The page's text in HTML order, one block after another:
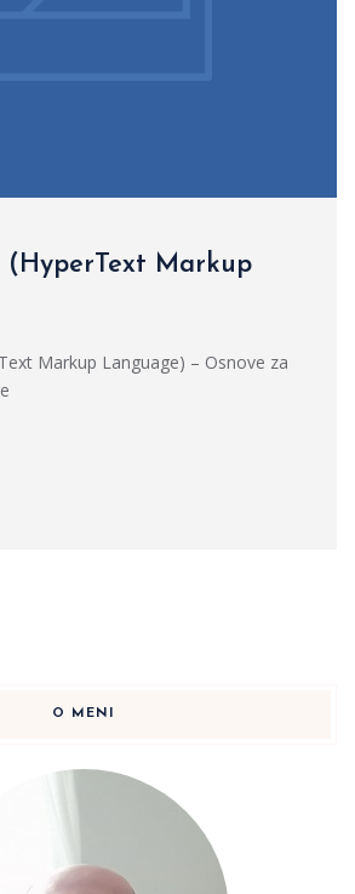
(HyperText Markup
Markup Language) – Osnove za
O MENI